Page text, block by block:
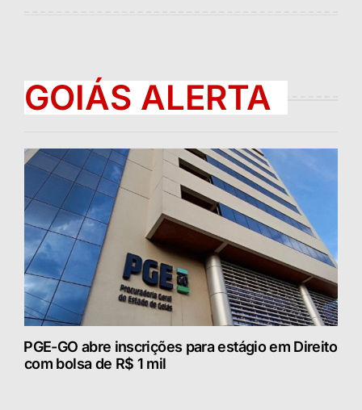
GOIÁS ALERTA
⁠PGE-GO abre inscrições para estágio em Direito
com bolsa de R$ 1 mil